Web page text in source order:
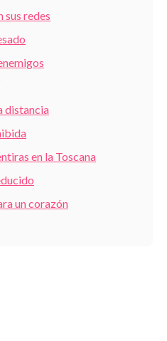
sus redes
distancia
en la Toscana
un corazón